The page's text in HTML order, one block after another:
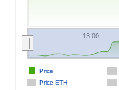
13:00
Price ETH
Price